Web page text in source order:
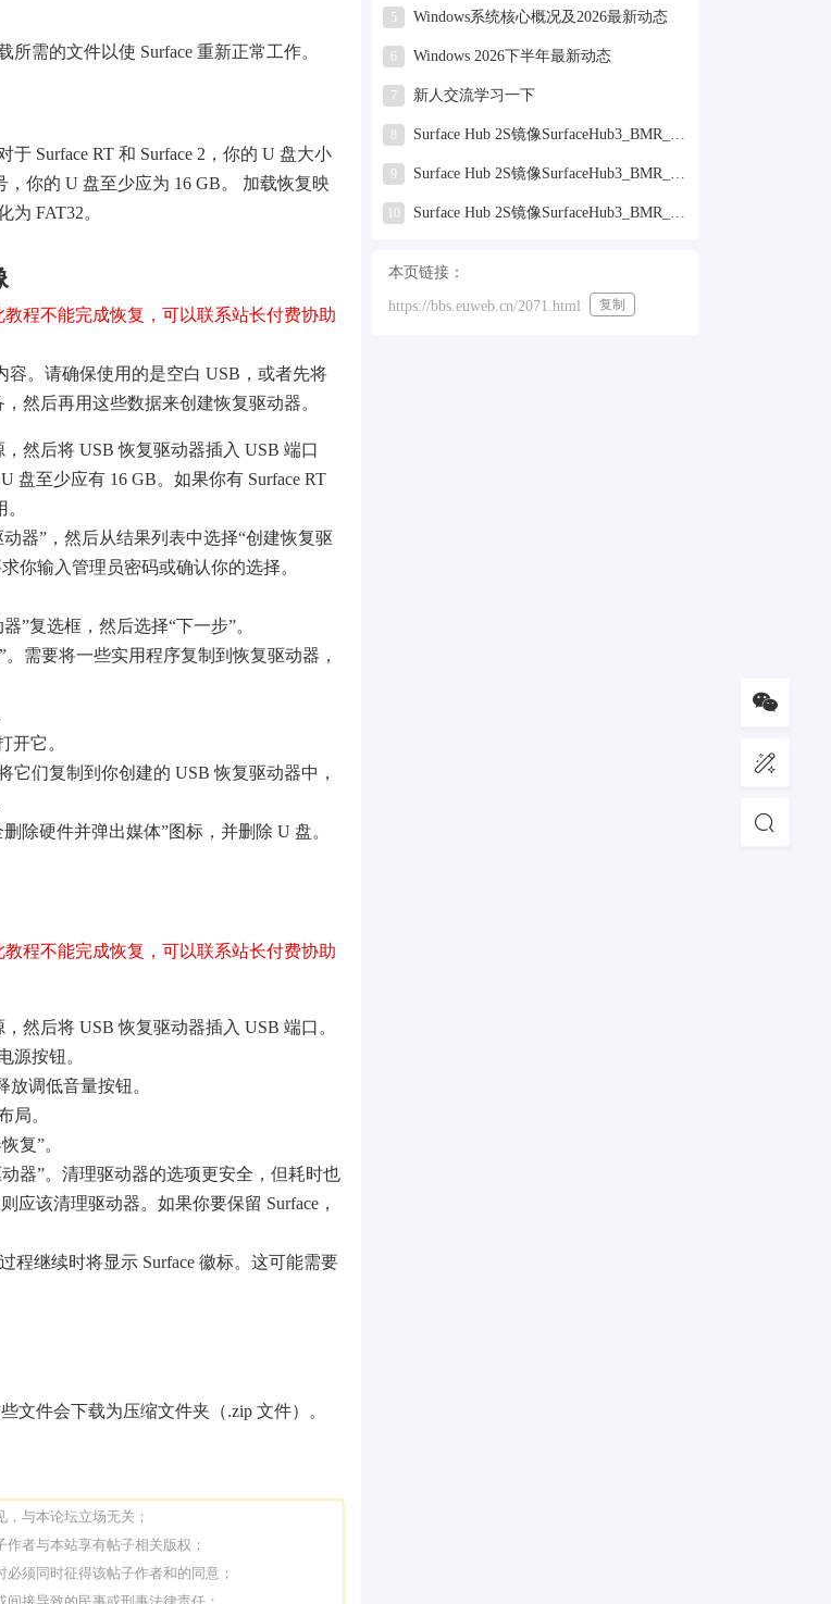
需的文件以使 Surface 重新正常工作。
Surface RT 和 Surface 2，你的 U 盘大小
，你的 U 盘至少应为 16 GB。 加载恢复映
FAT32。
程不能完成恢复，可以联系站长付费协助
。请确保使用的是空白 USB，或者先将
然后再用这些数据来创建恢复驱动器。
然后将 USB 恢复驱动器插入 USB 端口
盘至少应有 16 GB。如果你有 Surface RT
器”，然后从结果列表中选择“创建恢复驱
你输入管理员密码或确认你的选择。
”复选框，然后选择“下一步”。
需要将一些实用程序复制到恢复驱动器，
开它。
它们复制到你创建的 USB 恢复驱动器中，
除硬件并弹出媒体”图标，并删除 U 盘。
程不能完成恢复，可以联系站长付费协助
然后将 USB 恢复驱动器插入 USB 端口。
源按钮。
放调低音量按钮。
局。
复”。
器”。清理驱动器的选项更安全，但耗时也
应该清理驱动器。如果你要保留 Surface，
程继续时将显示 Surface 徽标。这可能需要
文件会下载为压缩文件夹（.zip 文件）。
与本论坛立场无关；
者与本站享有帖子相关版权；
须同时征得该帖子作者和的同意；
5 Windows系统核心概况及2026最新动态
6 Windows 2026下半年最新动态
7 新人交流学习一下
8 Surface Hub 2S镜像SurfaceHub3_BMR_155000_2025.819.11244626.zip网盘下载
9 Surface Hub 2S镜像SurfaceHub3_BMR_155000_2025.319.9959381.zip网盘下载
10 Surface Hub 2S镜像SurfaceHub3_BMR_155000_2024.731.9330938.zip网盘下载
本页链接：
https://bbs.euweb.cn/2071.html 复制